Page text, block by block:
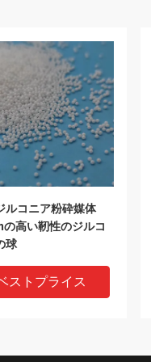
ルコニア粉砕媒体
の高い靭性のジルコ
球
ストプライス